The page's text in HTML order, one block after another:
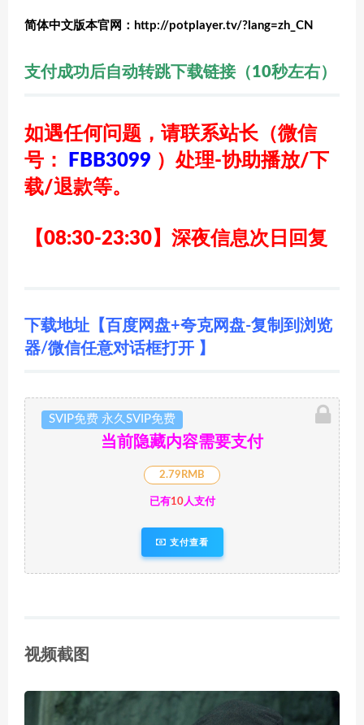
简体中文版本官网：http://potplayer.tv/?lang=zh_CN
支付成功后自动转跳下载链接（10秒左右）
如遇任何问题，请联系站长（微信
号：
FBB3099 ） 处理-协助播放/下
载/退款等。
【08:30-23:30】深夜信息次日回复
下载地址【百度网盘+夸克网盘-复制到浏览
器/微信任意对话框打开 】
SVIP免费 永久SVIP免费
当前隐藏内容需要支付
2.79RMB
已有10人支付
支付查看
视频截图